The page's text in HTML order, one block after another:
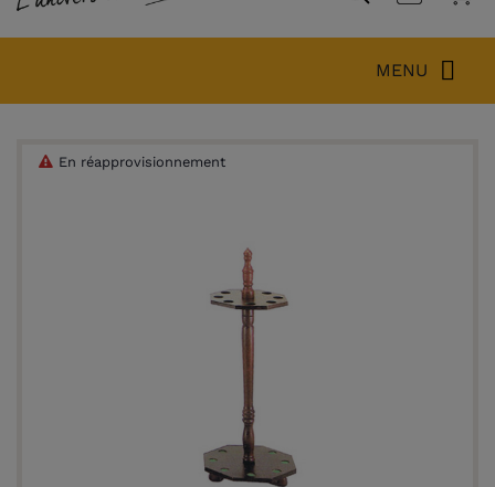
MENU
En réapprovisionnement